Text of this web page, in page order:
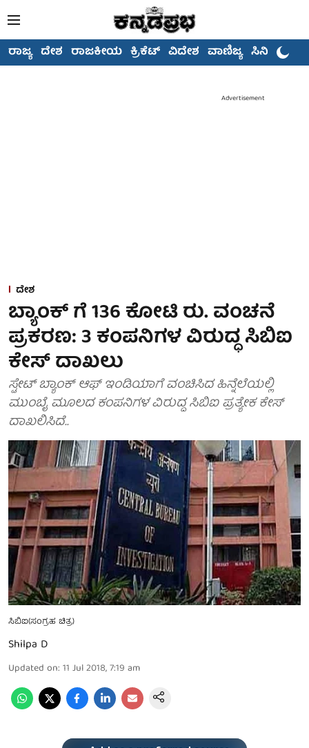
ರಾಜ್ಯ ದೇಶ ರಾಜಕೀಯ ಕ್ರಿಕೆಟ್ ವಿದೇಶ ವಾಣಿಜ್ಯ ಸಿನಿಮಾ
Advertisement
ದೇಶ
ಬ್ಯಾಂಕ್ ಗೆ 136 ಕೋಟಿ ರು. ವಂಚನೆ
ಪ್ರಕರಣ: 3 ಕಂಪನಿಗಳ ವಿರುದ್ಧ ಸಿಬಿಐ
ಕೇಸ್ ದಾಖಲು
ಸ್ಟೇಟ್ ಬ್ಯಾಂಕ್ ಆಫ್ ಇಂಡಿಯಾಗೆ ವಂಚಿಸಿದ ಹಿನ್ನೆಲೆಯಲ್ಲಿ
ಮುಂಬೈ ಮೂಲದ ಕಂಪನಿಗಳ ವಿರುದ್ದ ಸಿಬಿಐ ಪ್ರತ್ಯೇಕ ಕೇಸ್
ದಾಖಲಿಸಿದೆ..
ಸಿಬಿಐ(ಸಂಗ್ರಹ ಚಿತ್ರ)
Shilpa D
Updated on: 11 Jul 2018, 7:19 am